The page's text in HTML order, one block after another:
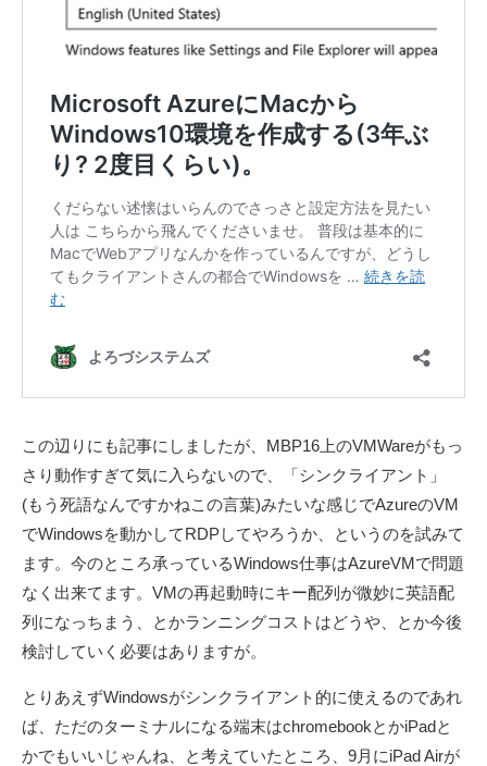
この辺りにも記事にしましたが、MBP16上のVMWareがもっ
さり動作すぎて気に入らないので、「シンクライアント」
(もう死語なんですかねこの言葉)みたいな感じでAzureのVM
でWindowsを動かしてRDPしてやろうか、というのを試みて
ます。今のところ承っているWindows仕事はAzureVMで問題
なく出来てます。VMの再起動時にキー配列が微妙に英語配
列になっちまう、とかランニングコストはどうや、とか今後
検討していく必要はありますが。
とりあえずWindowsがシンクライアント的に使えるのであれ
ば、ただのターミナルになる端末はchromebookとかiPadと
かでもいいじゃんね、と考えていたところ、9月にiPad Airが